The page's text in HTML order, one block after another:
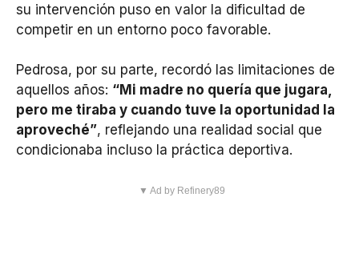
su intervención puso en valor la dificultad de
competir en un entorno poco favorable.
Pedrosa, por su parte, recordó las limitaciones de
aquellos años: “Mi madre no quería que jugara,
pero me tiraba y cuando tuve la oportunidad la
aproveché”, reflejando una realidad social que
condicionaba incluso la práctica deportiva.
▼ Ad by Refinery89